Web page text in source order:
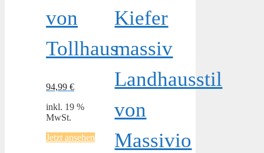
von
Tollhaus
94,99 €
inkl. 19 %
MwSt.
Jetzt ansehen
Kiefer
massiv
Landhausstil
von
Massivio